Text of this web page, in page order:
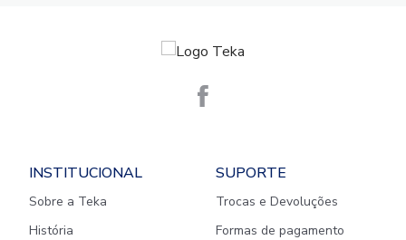
INSTITUCIONAL
Sobre a Teka
História
SUPORTE
Trocas e Devoluções
Formas de pagamento